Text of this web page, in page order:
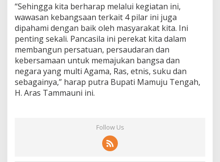
“Sehingga kita berharap melalui kegiatan ini,
wawasan kebangsaan terkait 4 pilar ini juga
dipahami dengan baik oleh masyarakat kita. Ini
penting sekali. Pancasila ini perekat kita dalam
membangun persatuan, persaudaran dan
kebersamaan untuk memajukan bangsa dan
negara yang multi Agama, Ras, etnis, suku dan
sebagainya,” harap putra Bupati Mamuju Tengah,
H. Aras Tammauni ini.
Follow Us